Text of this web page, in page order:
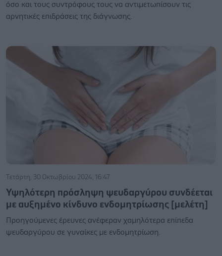
όσο και τους συντρόφους τους να αντιμετωπίσουν τις
αρνητικές επιδράσεις της διάγνωσης.
Τετάρτη, 30 Οκτωβρίου 2024, 16:47
Υψηλότερη πρόσληψη ψευδαργύρου συνδέεται
με αυξημένο κίνδυνο ενδομητρίωσης [μελέτη]
Προηγούμενες έρευνες ανέφεραν χαμηλότερα επίπεδα
ψευδαργύρου σε γυναίκες με ενδομητρίωση.